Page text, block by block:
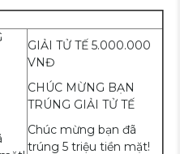
GIẢI TỬ TẾ 5.000.000
VNĐ
CHÚC MỪNG BẠN
TRÚNG GIẢI TỬ TẾ
Chúc mừng bạn đã
trúng 5 triệu tiền mặt!